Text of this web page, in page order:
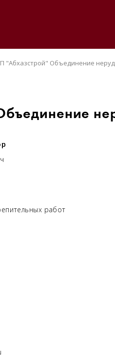
"Абхазстрой" Объединение
работ